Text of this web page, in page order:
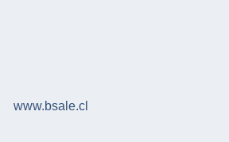
www.bsale.cl